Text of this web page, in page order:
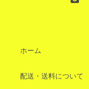
ホーム
配送・送料について